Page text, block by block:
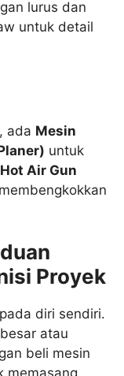
lurus dan
untuk detail
ada Mesin
untuk
Hot Air Gun
Proyek
diri sendiri.
atau
beli mesin